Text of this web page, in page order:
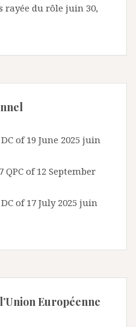
rayée du rôle juin 30,
of 19 June 2025 juin
QPC of 12 September
of 17 July 2025 juin
Européenne